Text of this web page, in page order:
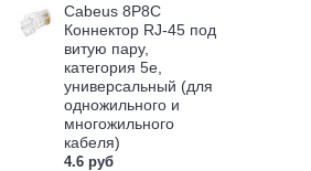
Cabeus 8P8C
Коннектор RJ-45 под
витую пару,
категория 5e,
универсальный (для
одножильного и
многожильного
кабеля)
4.6 руб